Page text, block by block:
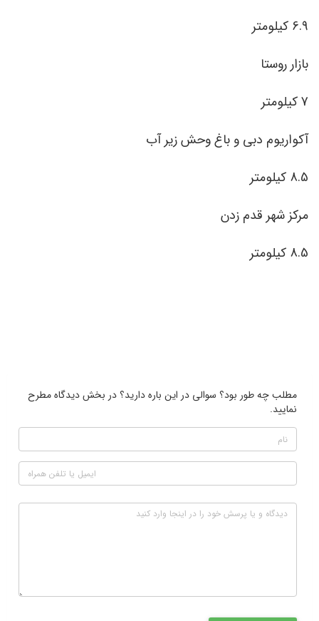
6.9 کیلومتر
بازار روستا
7 کیلومتر
آکواریوم دبی و باغ وحش زیر آب
8.5 کیلومتر
مرکز شهر قدم زدن
8.5 کیلومتر
مطلب چه طور بود؟ سوالی در این باره دارید؟ در بخش دیدگاه مطرح
نمایید.